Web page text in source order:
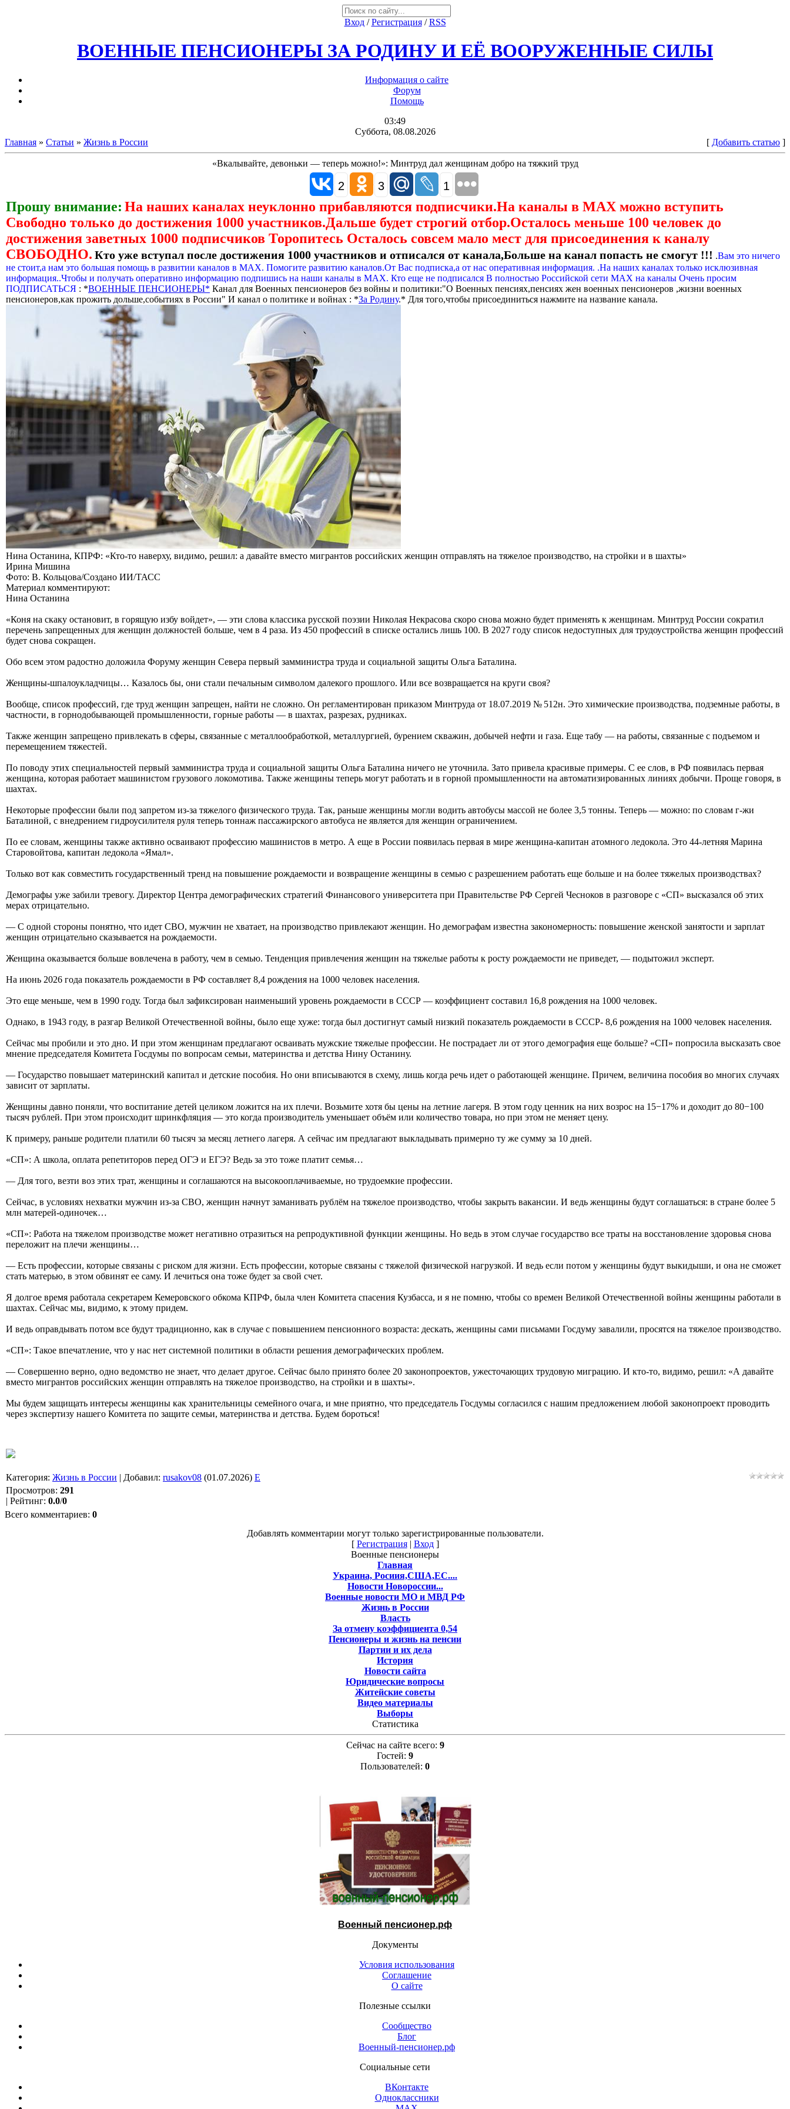
Вход/Регистрация/RSS
ВОЕННЫЕ ПЕНСИОНЕРЫ ЗА РОДИНУ И ЕЁ ВООРУЖЕННЫЕ СИЛЫ
Информация о сайте
Форум
Помощь
03:49
Суббота, 08.08.2026
Главная » Статьи » Жизнь в России [ Добавить статью ]
«Вкалывайте, девоньки — теперь можно!»: Минтруд дал женщинам добро на тяжкий труд
2 3 1
Прошу внимание: На наших каналах неуклонно прибавляются подписчики.На каналы в МАХ можно вступить
Свободно только до достижения 1000 участников.Дальше будет строгий отбор.Осталось меньше 100 человек до
достижения заветных 1000 подписчиков Торопитесь Осталось совсем мало мест для присоединения к каналу
СВОБОДНО. Кто уже вступал после достижения 1000 участников и отписался от канала,Больше на канал попасть не смогут !!! .Вам это ничего
не стоит,а нам это большая помощь в развитии каналов в МАХ. Помогите развитию каналов.От Вас подписка,а от нас оперативная информация. .На наших каналах только исклюзивная
информация..Чтобы и получать оперативно информацию подпишись на наши каналы в МАХ. Кто еще не подписался В полностью Российской сети МАХ на каналы Очень просим
ПОДПИСАТЬСЯ : *ВОЕННЫЕ ПЕНСИОНЕРЫ* Канал для Военных пенсионеров без войны и политики:"О Военных пенсиях,пенсиях жен военных пенсионеров ,жизни военных
пенсионеров,как прожить дольше,событиях в России" И канал о политике и войнах : *За Родину.* Для того,чтобы присоединиться нажмите на название канала.
Нина Останина, КПРФ: «Кто-то наверху, видимо, решил: а давайте вместо мигрантов российских женщин отправлять на тяжелое производство, на стройки и в шахты»
Ирина Мишина
Фото: В. Кольцова/Создано ИИ/ТАСС
Материал комментируют:
Нина Останина
«Коня на скаку остановит, в горящую избу войдет», — эти слова классика русской поэзии Николая Некрасова скоро снова можно будет применять к женщинам. Минтруд России сократил
перечень запрещенных для женщин должностей больше, чем в 4 раза. Из 450 профессий в списке остались лишь 100. В 2027 году список недоступных для трудоустройства женщин профессий
будет снова сокращен.
Обо всем этом радостно доложила Форуму женщин Севера первый замминистра труда и социальной защиты Ольга Баталина.
Женщины-шпалоукладчицы… Казалось бы, они стали печальным символом далекого прошлого. Или все возвращается на круги своя?
Вообще, список профессий, где труд женщин запрещен, найти не сложно. Он регламентирован приказом Минтруда от 18.07.2019 № 512н. Это химические производства, подземные работы, в
частности, в горнодобывающей промышленности, горные работы — в шахтах, разрезах, рудниках.
Также женщин запрещено привлекать в сферы, связанные с металлообработкой, металлургией, бурением скважин, добычей нефти и газа. Еще табу — на работы, связанные с подъемом и
перемещением тяжестей.
По поводу этих специальностей первый замминистра труда и социальной защиты Ольга Баталина ничего не уточнила. Зато привела красивые примеры. С ее слов, в РФ появилась первая
женщина, которая работает машинистом грузового локомотива. Также женщины теперь могут работать и в горной промышленности на автоматизированных линиях добычи. Проще говоря, в
шахтах.
Некоторые профессии были под запретом из-за тяжелого физического труда. Так, раньше женщины могли водить автобусы массой не более 3,5 тонны. Теперь — можно: по словам г-жи
Баталиной, с внедрением гидроусилителя руля теперь тоннаж пассажирского автобуса не является для женщин ограничением.
По ее словам, женщины также активно осваивают профессию машинистов в метро. А еще в России появилась первая в мире женщина-капитан атомного ледокола. Это 44-летняя Марина
Старовойтова, капитан ледокола «Ямал».
Только вот как совместить государственный тренд на повышение рождаемости и возвращение женщины в семью с разрешением работать еще больше и на более тяжелых производствах?
Демографы уже забили тревогу. Директор Центра демографических стратегий Финансового университета при Правительстве РФ Сергей Чесноков в разговоре с «СП» высказался об этих
мерах отрицательно.
— С одной стороны понятно, что идет СВО, мужчин не хватает, на производство привлекают женщин. Но демографам известна закономерность: повышение женской занятости и зарплат
женщин отрицательно сказывается на рождаемости.
Женщина оказывается больше вовлечена в работу, чем в семью. Тенденция привлечения женщин на тяжелые работы к росту рождаемости не приведет, — подытожил эксперт.
На июнь 2026 года показатель рождаемости в РФ составляет 8,4 рождения на 1000 человек населения.
Это еще меньше, чем в 1990 году. Тогда был зафиксирован наименьший уровень рождаемости в СССР — коэффициент составил 16,8 рождения на 1000 человек.
Однако, в 1943 году, в разгар Великой Отечественной войны, было еще хуже: тогда был достигнут самый низкий показатель рождаемости в СССР- 8,6 рождения на 1000 человек населения.
Сейчас мы пробили и это дно. И при этом женщинам предлагают осваивать мужские тяжелые профессии. Не пострадает ли от этого демография еще больше? «СП» попросила высказать свое
мнение председателя Комитета Госдумы по вопросам семьи, материнства и детства Нину Останину.
— Государство повышает материнский капитал и детские пособия. Но они вписываются в схему, лишь когда речь идет о работающей женщине. Причем, величина пособия во многих случаях
зависит от зарплаты.
Женщины давно поняли, что воспитание детей целиком ложится на их плечи. Возьмите хотя бы цены на летние лагеря. В этом году ценник на них возрос на 15−17% и доходит до 80−100
тысяч рублей. При этом происходит шринкфляция — это когда производитель уменьшает объём или количество товара, но при этом не меняет цену.
К примеру, раньше родители платили 60 тысяч за месяц летнего лагеря. А сейчас им предлагают выкладывать примерно ту же сумму за 10 дней.
«СП»: А школа, оплата репетиторов перед ОГЭ и ЕГЭ? Ведь за это тоже платит семья…
— Для того, везти воз этих трат, женщины и соглашаются на высокооплачиваемые, но трудоемкие профессии.
Сейчас, в условиях нехватки мужчин из-за СВО, женщин начнут заманивать рублём на тяжелое производство, чтобы закрыть вакансии. И ведь женщины будут соглашаться: в стране более 5
млн матерей-одиночек…
«СП»: Работа на тяжелом производстве может негативно отразиться на репродуктивной функции женщины. Но ведь в этом случае государство все траты на восстановление здоровья снова
переложит на плечи женщины…
— Есть профессии, которые связаны с риском для жизни. Есть профессии, которые связаны с тяжелой физической нагрузкой. И ведь если потом у женщины будут выкидыши, и она не сможет
стать матерью, в этом обвинят ее саму. И лечиться она тоже будет за свой счет.
Я долгое время работала секретарем Кемеровского обкома КПРФ, была член Комитета спасения Кузбасса, и я не помню, чтобы со времен Великой Отечественной войны женщины работали в
шахтах. Сейчас мы, видимо, к этому придем.
И ведь оправдывать потом все будут традиционно, как в случае с повышением пенсионного возраста: дескать, женщины сами письмами Госдуму завалили, просятся на тяжелое производство.
«СП»: Такое впечатление, что у нас нет системной политики в области решения демографических проблем.
— Совершенно верно, одно ведомство не знает, что делает другое. Сейчас было принято более 20 законопроектов, ужесточающих трудовую миграцию. И кто-то, видимо, решил: «А давайте
вместо мигрантов российских женщин отправлять на тяжелое производство, на стройки и в шахты».
Мы будем защищать интересы женщины как хранительницы семейного очага, и мне приятно, что председатель Госдумы согласился с нашим предложением любой законопроект проводить
через экспертизу нашего Комитета по защите семьи, материнства и детства. Будем бороться!
Категория: Жизнь в России | Добавил: rusakov08 (01.07.2026) E
Просмотров: 291
| Рейтинг: 0.0/0
Всего комментариев: 0
Добавлять комментарии могут только зарегистрированные пользователи.
[ Регистрация| Вход]
Военные пенсионеры
Главная
Украина, Росиия,США,ЕС....
Новости Новороссии...
Военные новости МО и МВД РФ
Жизнь в России
Власть
За отмену коэффициента 0,54
Пенсионеры и жизнь на пенсии
Партии и их дела
История
Новости сайта
Юридические вопросы
Житейские советы
Видео материалы
Выборы
Статистика
Сейчас на сайте всего: 9
Гостей: 9
Пользователей: 0
Военный пенсионер.рф
Документы
Условия использования
Соглашение
О сайте
Полезные ссылки
Сообщество
Блог
Военный-пенсионер.рф
Социальные сети
ВКонтакте
Одноклассники